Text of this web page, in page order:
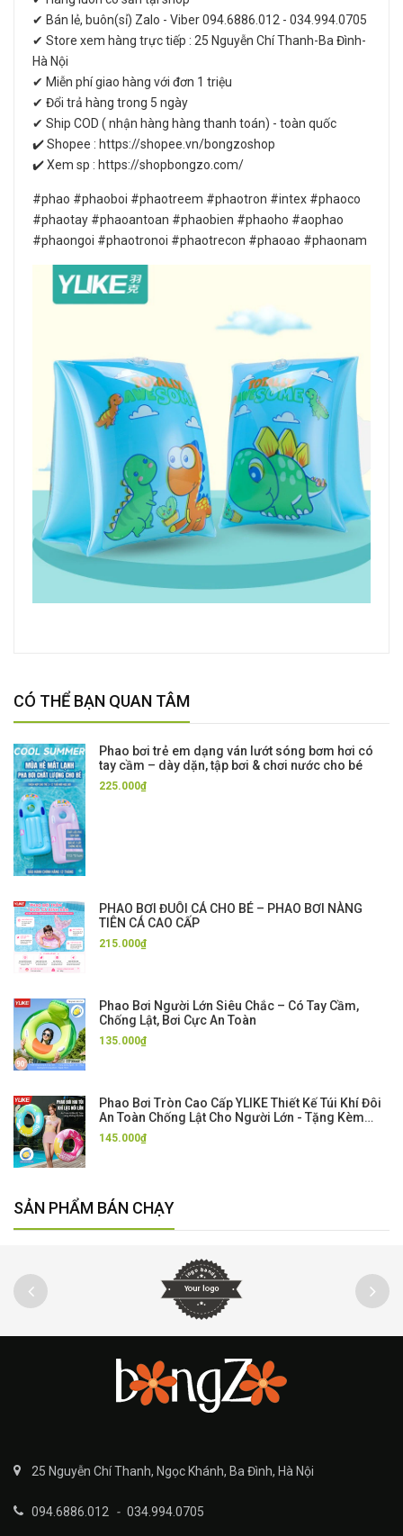
✔ Bán lẻ, buôn(sỉ) Zalo - Viber 094.6886.012 - 034.994.0705
✔ Store xem hàng trực tiếp : 25 Nguyễn Chí Thanh-Ba Đình-
Hà Nội
✔ Miễn phí giao hàng với đơn 1 triệu
✔ Đổi trả hàng trong 5 ngày
✔ Ship COD ( nhận hàng hàng thanh toán) - toàn quốc
✔️ Shopee : https://shopee.vn/bongzoshop
✔️ Xem sp : https://shopbongzo.com/
#phao #phaoboi #phaotreem #phaotron #intex #phaoco
#phaotay #phaoantoan #phaobien #phaoho #aophao
#phaongoi #phaotronoi #phaotrecon #phaoao #phaonam
CÓ THỂ BẠN QUAN TÂM
Phao bơi trẻ em dạng ván lướt sóng bơm hơi có
tay cầm – dày dặn, tập bơi & chơi nước cho bé
225.000₫
PHAO BƠI ĐUÔI CÁ CHO BÉ – PHAO BƠI NÀNG
TIÊN CÁ CAO CẤP
215.000₫
Phao Bơi Người Lớn Siêu Chắc – Có Tay Cầm,
Chống Lật, Bơi Cực An Toàn
135.000₫
Phao Bơi Tròn Cao Cấp YLIKE Thiết Kế Túi Khí Đôi
An Toàn Chống Lật Cho Người Lớn - Tặng Kèm
Bơm Hơi
145.000₫
SẢN PHẨM BÁN CHẠY
25 Nguyễn Chí Thanh, Ngọc Khánh, Ba Đình, Hà Nội
094.6886.012 - 034.994.0705